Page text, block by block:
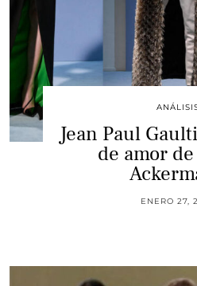
Jean Paul
de amor
ENERO 27,